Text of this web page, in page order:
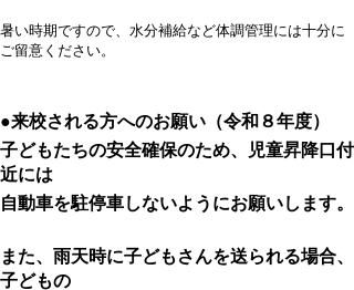
暑い時期ですので、水分補給など体調管理には十分に
ご留意ください。
●来校される方へのお願い（令和８年度）
子どもたちの安全確保のため、児童昇降口付
近には
自動車を駐停車しないようにお願いします。
また、雨天時に子どもさんを送られる場合、
子どもの